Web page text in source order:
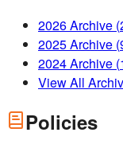
2026Archive (
2025Archive (
2024Archive (
View All
Policies